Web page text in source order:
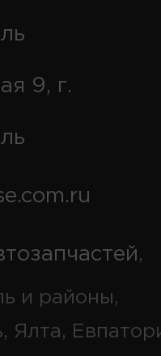
9, г.
,
и районы,
Ялта,